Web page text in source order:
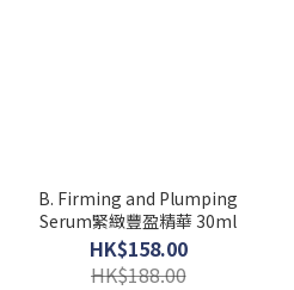
B. Firming and Plumping
Serum緊緻豐盈精華 30ml
HK$158.00
HK$188.00